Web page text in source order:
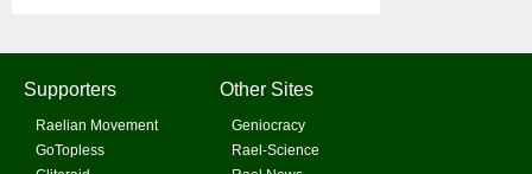
Supporters
Raelian Movement
GoTopless
Other Sites
Geniocracy
Rael-Science